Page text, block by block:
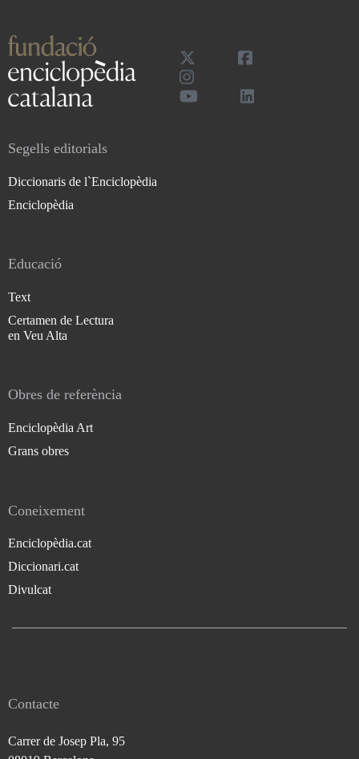
Segells editorials
Diccionaris de l`Enciclopèdia
Enciclopèdia
Educació
Text
Certamen de Lectura
en Veu Alta
Obres de referència
Enciclopèdia Art
Grans obres
Coneixement
Enciclopèdia.cat
Diccionari.cat
Divulcat
Contacte
Carrer de Josep Pla, 95